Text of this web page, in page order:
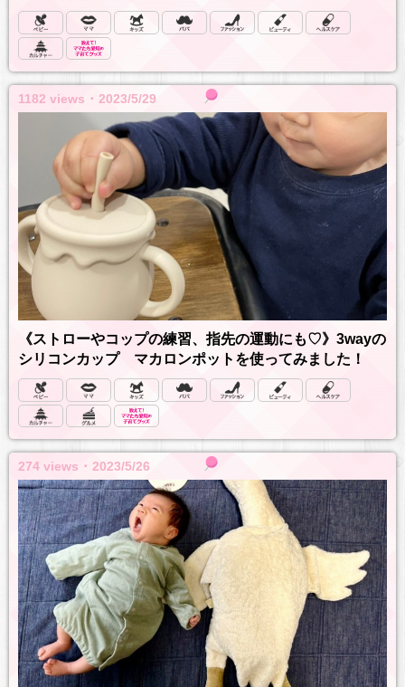
1182 views ･ 2023/5/29
《ストローやコップの練習、指先の運動にも♡》3wayの
シリコンカップ マカロンポットを使ってみました！
274 views ･ 2023/5/26